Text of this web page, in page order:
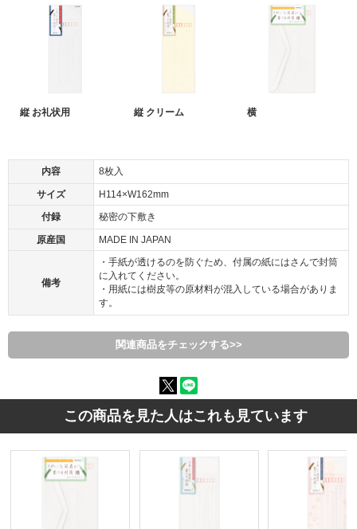
縦 お礼状用 縦 クリーム 横
内容 8枚入
サイズ
H114×W162mm
付録
秘密の下敷き
原産国 MADE IN JAPAN
備考
・手紙が透けるのを防ぐため、付属の紙にはさんで封筒
に入れてください。
・用紙には樹皮等の原材料が混入している場合がありま
す。
関連商品をチェックする>>
この商品を見た人はこれも見ています